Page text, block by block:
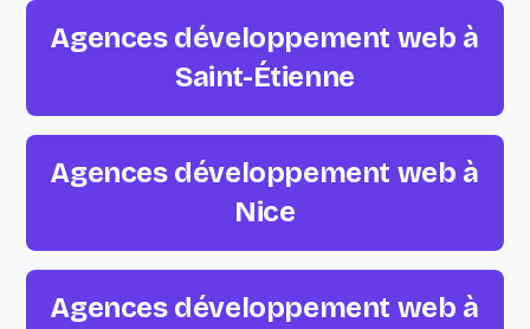
Agences développement web à
Saint-Étienne
Agences développement web à
Nice
Agences développement web à